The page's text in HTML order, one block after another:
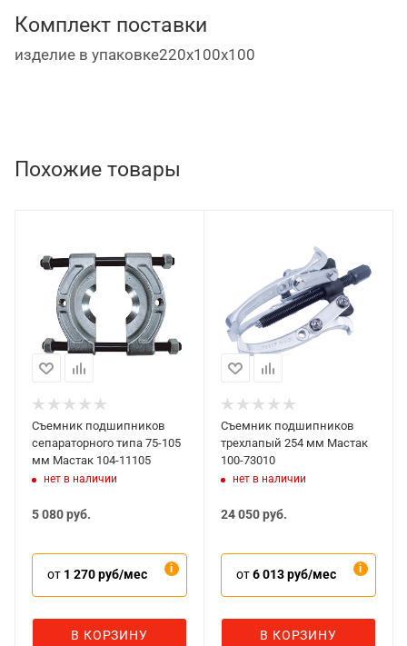
Комплект поставки
изделие в упаковке220х100х100
Похожие товары
Съемник подшипников
сепараторного типа 75-105
мм Мастак 104-11105
нет в наличии
5 080руб.
от 1 270 руб/мес
В КОРЗИНУ
Съемник подшипников
трехлапый 254 мм Мастак
100-73010
нет в наличии
24 050руб.
от6 013 руб/мес
В КОРЗИНУ